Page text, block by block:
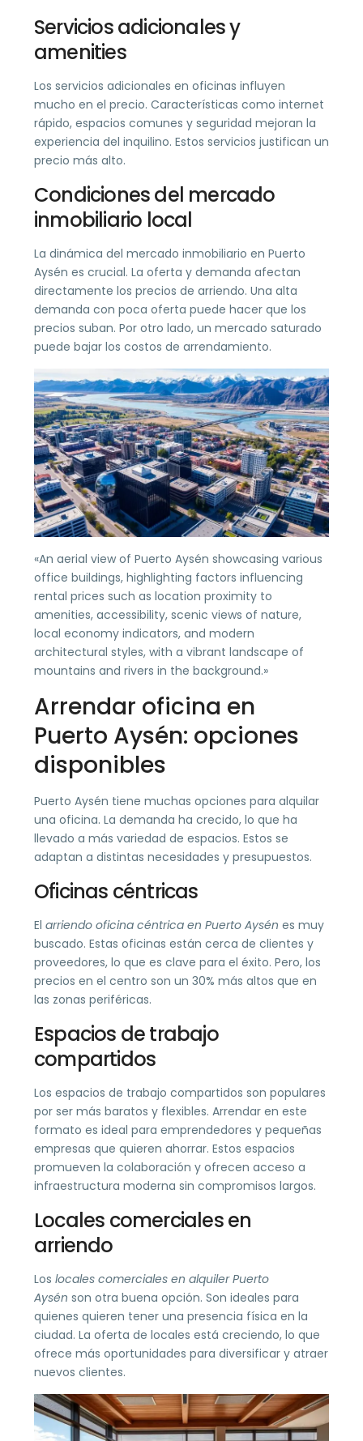
Servicios adicionales y
amenities
Los servicios adicionales en oficinas influyen
mucho en el precio. Características como internet
rápido, espacios comunes y seguridad mejoran la
experiencia del inquilino. Estos servicios justifican un
precio más alto.
Condiciones del mercado
inmobiliario local
La dinámica del mercado inmobiliario en Puerto
Aysén es crucial. La oferta y demanda afectan
directamente los precios de arriendo. Una alta
demanda con poca oferta puede hacer que los
precios suban. Por otro lado, un mercado saturado
puede bajar los costos de arrendamiento.
«An aerial view of Puerto Aysén showcasing various
office buildings, highlighting factors influencing
rental prices such as location proximity to
amenities, accessibility, scenic views of nature,
local economy indicators, and modern
architectural styles, with a vibrant landscape of
mountains and rivers in the background.»
Arrendar oficina en
Puerto Aysén: opciones
disponibles
Puerto Aysén tiene muchas opciones para alquilar
una oficina. La demanda ha crecido, lo que ha
llevado a más variedad de espacios. Estos se
adaptan a distintas necesidades y presupuestos.
Oficinas céntricas
El arriendo oficina céntrica en Puerto Aysén es muy
buscado. Estas oficinas están cerca de clientes y
proveedores, lo que es clave para el éxito. Pero, los
precios en el centro son un 30% más altos que en
las zonas periféricas.
Espacios de trabajo
compartidos
Los espacios de trabajo compartidos son populares
por ser más baratos y flexibles. Arrendar en este
formato es ideal para emprendedores y pequeñas
empresas que quieren ahorrar. Estos espacios
promueven la colaboración y ofrecen acceso a
infraestructura moderna sin compromisos largos.
Locales comerciales en
arriendo
Los locales comerciales en alquiler Puerto
Aysén son otra buena opción. Son ideales para
quienes quieren tener una presencia física en la
ciudad. La oferta de locales está creciendo, lo que
ofrece más oportunidades para diversificar y atraer
nuevos clientes.